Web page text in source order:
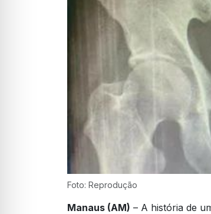
Foto: Reprodução
Manaus (AM) – A história de